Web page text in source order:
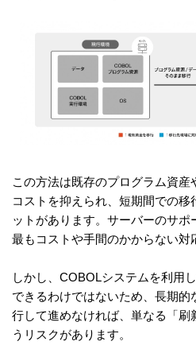
この方法は既存のプログラム資産
コストを抑えられ、短期間での移
ットがあります。サーバーのサポ
最もコストや手間のかからない対
しかし、COBOLシステムを利用
できるわけではないため、長期的
行して進めなければ、単なる「刷
うリスクがあります。